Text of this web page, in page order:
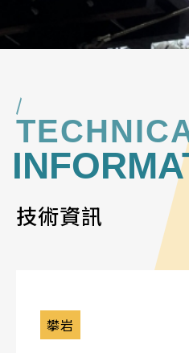
技術資訊
攀岩